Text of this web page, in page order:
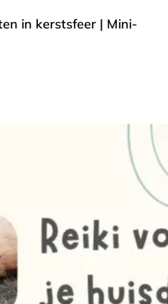
in kerstsfeer | Mini-